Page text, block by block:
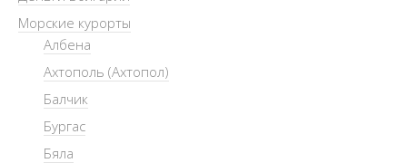
Морские курорты
Албена
Ахтополь (Ахтопол)
Балчик
Бургас
Бяла